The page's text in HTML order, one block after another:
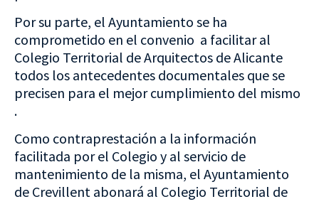
Por su parte, el Ayuntamiento se ha
comprometido en el convenio a facilitar al
Colegio Territorial de Arquitectos de Alicante
todos los antecedentes documentales que se
precisen para el mejor cumplimiento del mismo
.
Como contraprestación a la información
facilitada por el Colegio y al servicio de
mantenimiento de la misma, el Ayuntamiento
de Crevillent abonará al Colegio Territorial de